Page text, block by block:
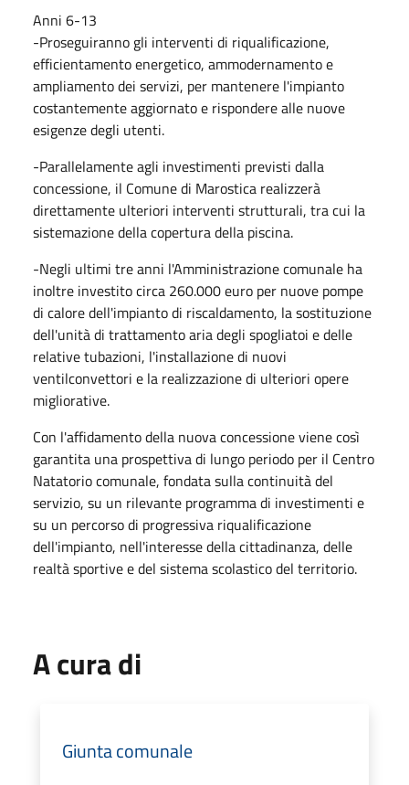
Anni 6-13
-Proseguiranno gli interventi di riqualificazione,
efficientamento energetico, ammodernamento e
ampliamento dei servizi, per mantenere l'impianto
costantemente aggiornato e rispondere alle nuove
esigenze degli utenti.
-Parallelamente agli investimenti previsti dalla
concessione, il Comune di Marostica realizzerà
direttamente ulteriori interventi strutturali, tra cui la
sistemazione della copertura della piscina.
-Negli ultimi tre anni l'Amministrazione comunale ha
inoltre investito circa 260.000 euro per nuove pompe
di calore dell'impianto di riscaldamento, la sostituzione
dell'unità di trattamento aria degli spogliatoi e delle
relative tubazioni, l'installazione di nuovi
ventilconvettori e la realizzazione di ulteriori opere
migliorative.
Con l'affidamento della nuova concessione viene così
garantita una prospettiva di lungo periodo per il Centro
Natatorio comunale, fondata sulla continuità del
servizio, su un rilevante programma di investimenti e
su un percorso di progressiva riqualificazione
dell'impianto, nell'interesse della cittadinanza, delle
realtà sportive e del sistema scolastico del territorio.
A cura di
Giunta comunale